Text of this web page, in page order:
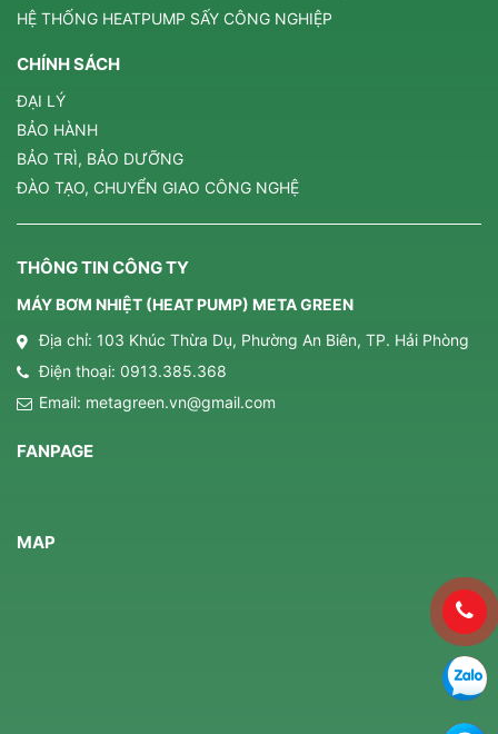
HỆ THỐNG HEATPUMP SẤY CÔNG NGHIỆP
CHÍNH SÁCH
ĐẠI LÝ
BẢO HÀNH
BẢO TRÌ, BẢO DƯỠNG
ĐÀO TẠO, CHUYỂN GIAO CÔNG NGHỆ
THÔNG TIN CÔNG TY
MÁY BƠM NHIỆT (HEAT PUMP) META GREEN
Địa chỉ: 103 Khúc Thừa Dụ, Phường An Biên, TP. Hải Phòng
Điện thoại: 0913.385.368
Email: metagreen.vn@gmail.com
FANPAGE
MAP